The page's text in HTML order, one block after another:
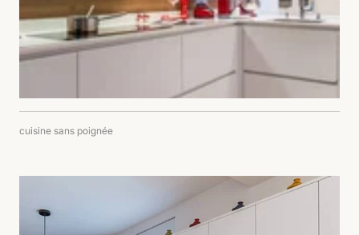
cuisine sans poignée